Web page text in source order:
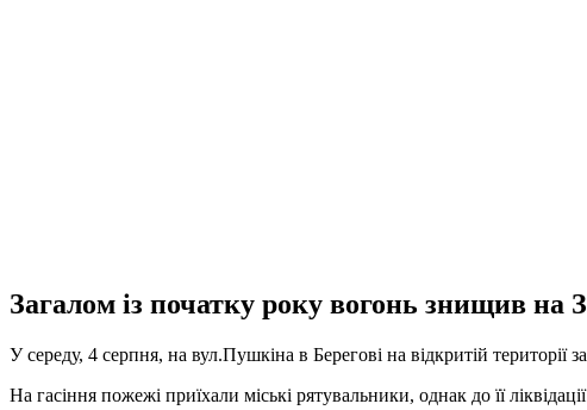
Загалом із початку року вогонь знищив на
У середу, 4 серпня, на вул.Пушкіна в Берегові на відкритій
На гасіння пожежі приїхали міські рятувальники, однак до її